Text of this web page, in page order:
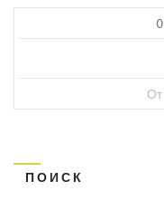
0
От
ПОИСК